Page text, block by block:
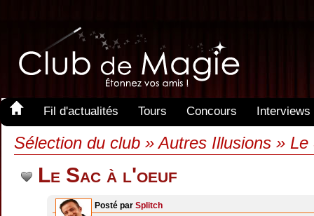
Fil d'actualités Tours Concours Interviews
Sélection du club » Autres Illusions »
Le Sac à l'oeuf
Posté par Splitch